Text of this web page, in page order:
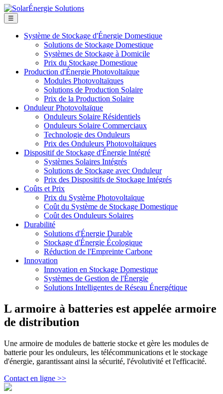
☰
Système de Stockage d'Énergie Domestique
Solutions de Stockage Domestique
Systèmes de Stockage à Domicile
Prix du Stockage Domestique
Production d'Énergie Photovoltaïque
Modules Photovoltaïques
Solutions de Production Solaire
Prix de la Production Solaire
Onduleur Photovoltaïque
Onduleurs Solaire Résidentiels
Onduleurs Solaire Commerciaux
Technologie des Onduleurs
Prix des Onduleurs Photovoltaïques
Dispositif de Stockage d'Énergie Intégré
Systèmes Solaires Intégrés
Solutions de Stockage avec Onduleur
Prix des Dispositifs de Stockage Intégrés
Coûts et Prix
Prix du Système Photovoltaïque
Coût du Système de Stockage Domestique
Coût des Onduleurs Solaires
Durabilité
Solutions d'Énergie Durable
Stockage d'Énergie Écologique
Réduction de l'Empreinte Carbone
Innovation
Innovation en Stockage Domestique
Systèmes de Gestion de l'Énergie
Solutions Intelligentes de Réseau Énergétique
L armoire à batteries est appelée armoire
de distribution
Une armoire de modules de batterie stocke et gère les modules de
batterie pour les onduleurs, les télécommunications et le stockage
d'énergie, garantissant ainsi la sécurité, l'évolutivité et l'efficacité.
Contact en ligne >>